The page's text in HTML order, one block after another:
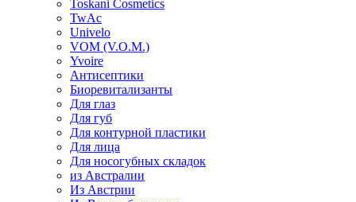
Toskani Cosmetics
TwAc
Univelo
VOM (V.O.M.)
Yvoire
Антисептики
Биоревитализанты
Для глаз
Для губ
Для контурной пластики
Для лица
Для носогубных складок
из Австралии
Из Австрии